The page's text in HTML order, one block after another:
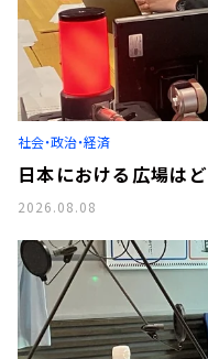
今日の番組表
週間番組表
トピックス
TBS Podcast
お知らせ
イベント・グッズ
YouTube
会社情報
社会・政治・経済
日本における広場は
2026.08.08